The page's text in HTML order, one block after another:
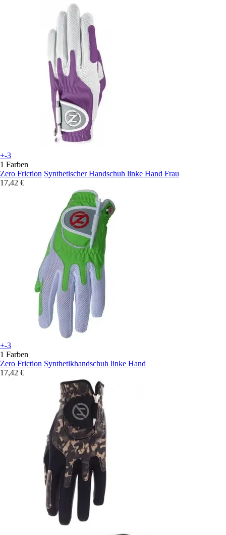
+-3
1 Farben
Zero Friction Synthetischer Handschuh linke Hand Frau
17,42 €
+-3
1 Farben
Zero Friction Synthetikhandschuh linke Hand
17,42 €